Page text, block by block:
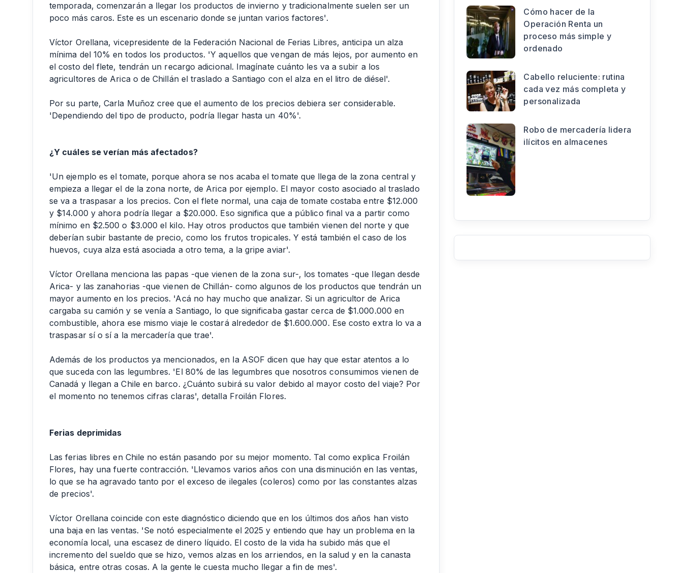
temporada, comenzarán a llegar los productos de invierno y tradicionalmente suelen ser un
poco más caros. Este es un escenario donde se juntan varios factores'.
Víctor Orellana, vicepresidente de la Federación Nacional de Ferias Libres, anticipa un alza
mínima del 10% en todos los productos. 'Y aquellos que vengan de más lejos, por aumento en
el costo del flete, tendrán un recargo adicional. Imagínate cuánto les va a subir a los
agricultores de Arica o de Chillán el traslado a Santiago con el alza en el litro de diésel'.
Por su parte, Carla Muñoz cree que el aumento de los precios debiera ser considerable.
'Dependiendo del tipo de producto, podría llegar hasta un 40%'.
¿Y cuáles se verían más afectados?
'Un ejemplo es el tomate, porque ahora se nos acaba el tomate que llega de la zona central y
empieza a llegar el de la zona norte, de Arica por ejemplo. El mayor costo asociado al traslado
se va a traspasar a los precios. Con el flete normal, una caja de tomate costaba entre $12.000
y $14.000 y ahora podría llegar a $20.000. Eso significa que a público final va a partir como
mínimo en $2.500 o $3.000 el kilo. Hay otros productos que también vienen del norte y que
deberían subir bastante de precio, como los frutos tropicales. Y está también el caso de los
huevos, cuya alza está asociada a otro tema, a la gripe aviar'.
Víctor Orellana menciona las papas -que vienen de la zona sur-, los tomates -que llegan desde
Arica- y las zanahorias -que vienen de Chillán- como algunos de los productos que tendrán un
mayor aumento en los precios. 'Acá no hay mucho que analizar. Si un agricultor de Arica
cargaba su camión y se venía a Santiago, lo que significaba gastar cerca de $1.000.000 en
combustible, ahora ese mismo viaje le costará alrededor de $1.600.000. Ese costo extra lo va a
traspasar sí o sí a la mercadería que trae'.
Además de los productos ya mencionados, en la ASOF dicen que hay que estar atentos a lo
que suceda con las legumbres. 'El 80% de las legumbres que nosotros consumimos vienen de
Canadá y llegan a Chile en barco. ¿Cuánto subirá su valor debido al mayor costo del viaje? Por
el momento no tenemos cifras claras', detalla Froilán Flores.
Ferias deprimidas
Las ferias libres en Chile no están pasando por su mejor momento. Tal como explica Froilán
Flores, hay una fuerte contracción. 'Llevamos varios años con una disminución en las ventas,
lo que se ha agravado tanto por el exceso de ilegales (coleros) como por las constantes alzas
de precios'.
Víctor Orellana coincide con este diagnóstico diciendo que en los últimos dos años han visto
una baja en las ventas. 'Se notó especialmente el 2025 y entiendo que hay un problema en la
economía local, una escasez de dinero líquido. El costo de la vida ha subido más que el
incremento del sueldo que se hizo, vemos alzas en los arriendos, en la salud y en la canasta
básica, entre otras cosas. A la gente le cuesta mucho llegar a fin de mes'.
Cómo hacer de la
Operación Renta un
proceso más simple y
ordenado
Cabello reluciente: rutina
cada vez más completa y
personalizada
Robo de mercadería lidera
ilícitos en almacenes